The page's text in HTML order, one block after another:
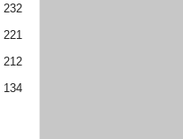
232
221
212
134